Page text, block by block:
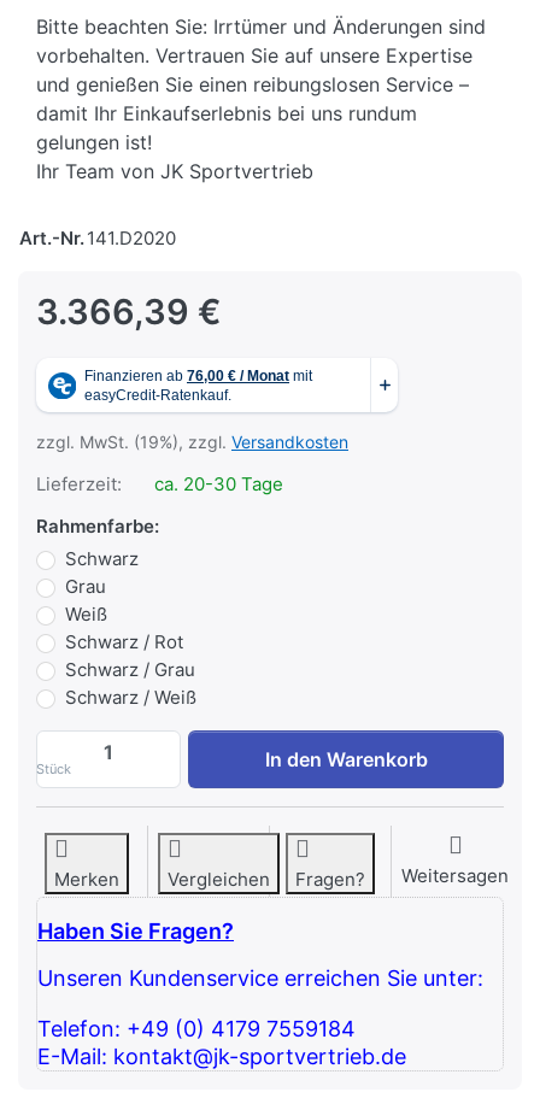
Bitte beachten Sie: Irrtümer und Änderungen sind
vorbehalten. Vertrauen Sie auf unsere Expertise
und genießen Sie einen reibungslosen Service –
damit Ihr Einkaufserlebnis bei uns rundum
gelungen ist!
Ihr Team von JK Sportvertrieb
Art.-Nr.141.D2020
3.366,39 €
zzgl. MwSt. (19%), zzgl. Versandkosten
Lieferzeit:
ca. 20-30 Tage
Rahmenfarbe:
Schwarz
Grau
Weiß
Schwarz / Rot
Schwarz / Grau
Schwarz / Weiß
Stück
IRONFIT SMITH MACHINE zu 3.366,39
In den Warenkorb
Merken Vergleichen Fragen? Weitersagen
Haben Sie Fragen?
Unseren Kundenservice erreichen Sie unter:
Telefon: +49 (0) 4179 7559184
E-Mail: kontakt@jk-sportvertrieb.de